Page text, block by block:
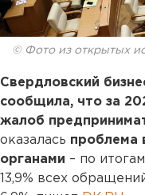
© Фото из открытых
Свердловский
сообщила, что за
жалоб
оказалась проблема
органами – по
13,9% всех